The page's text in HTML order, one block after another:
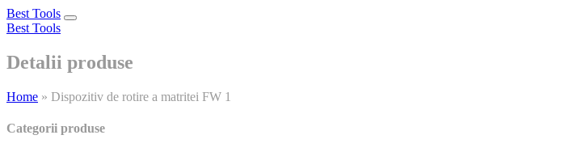
Best Tools
Toggle
Best Tools
Detalii produse
Home » Dispozitiv de rotire a matritei FW 1
Categorii produse